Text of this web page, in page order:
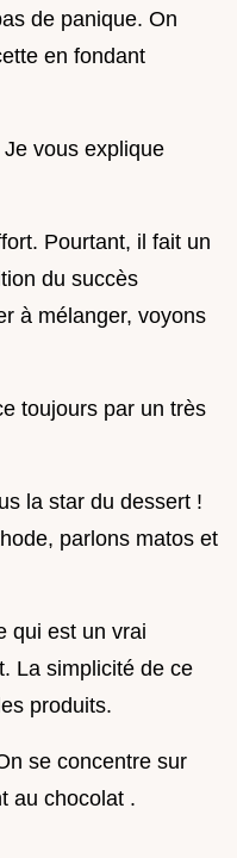
de panique. On
en fondant
vous explique
Pourtant, il fait un
du succès
à mélanger, voyons
toujours par un très
la star du dessert !
parlons matos et
qui est un vrai
La simplicité de ce
produits.
se concentre sur
au chocolat .